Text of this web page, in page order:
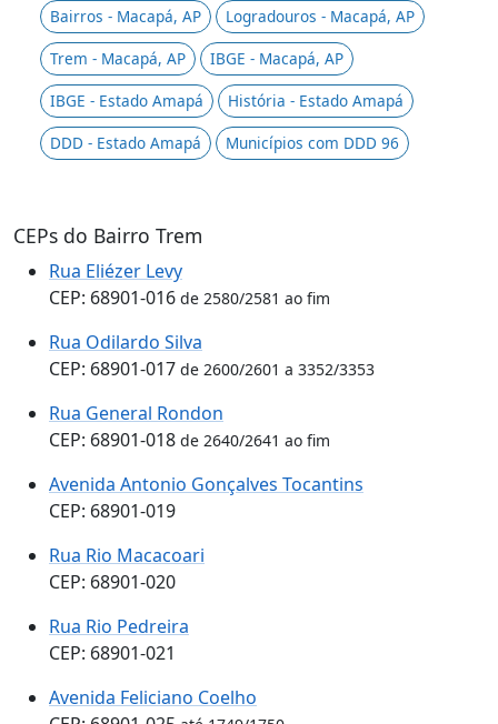
Bairros - Macapá, AP
Logradouros - Macapá, AP
Trem - Macapá, AP
IBGE - Macapá, AP
IBGE - Estado Amapá
História - Estado Amapá
DDD - Estado Amapá
Municípios com DDD 96
CEPs do Bairro Trem
Rua Eliézer Levy
CEP: 68901-016 de 2580/2581 ao fim
Rua Odilardo Silva
CEP: 68901-017 de 2600/2601 a 3352/3353
Rua General Rondon
CEP: 68901-018 de 2640/2641 ao fim
Avenida Antonio Gonçalves Tocantins
CEP: 68901-019
Rua Rio Macacoari
CEP: 68901-020
Rua Rio Pedreira
CEP: 68901-021
Avenida Feliciano Coelho